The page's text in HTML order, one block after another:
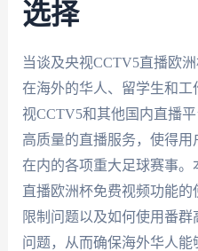
选择
当谈及央视CCTV5直播欧
在海外的华人、留学生和
视CCTV5和其他国内直播
高质量的直播服务，使得
在内的各项重大足球赛事
直播欧洲杯免费视频功能
限制问题以及如何使用番
问题，从而确保海外华人能